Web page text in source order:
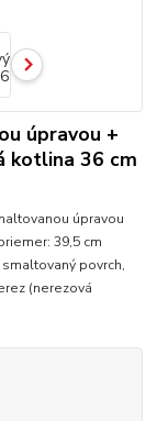
úpravou +
kotlina 36 cm
úpravou
39,5 cm
povrch,
(nerezová